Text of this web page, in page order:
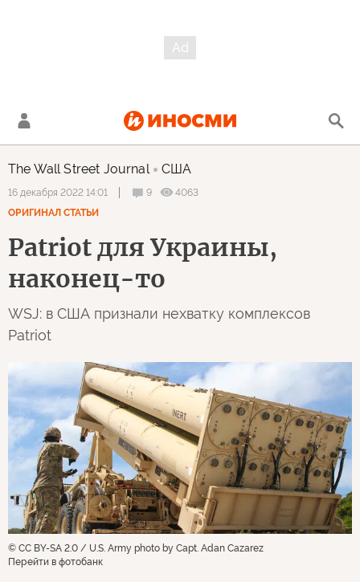
The Wall Street Journal США
16 декабря 2022 14:01 9
4063
ОРИГИНАЛ СТАТЬИ
Patriot для Украины,
наконец-то
WSJ: в США признали нехватку комплексов
Patriot
© CC BY-SA 2.0 / U.S. Army photo by Capt. Adan Cazarez
Перейти в фотобанк